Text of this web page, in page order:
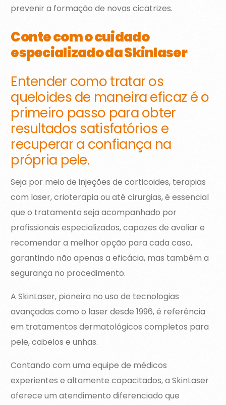
prevenir a formação de novas cicatrizes.
Conte com o cuidado
especializado da Skinlaser
Entender como tratar os
queloides de maneira eficaz é o
primeiro passo para obter
resultados satisfatórios e
recuperar a confiança na
própria pele.
Seja por meio de injeções de corticoides, terapias
com laser, crioterapia ou até cirurgias, é essencial
que o tratamento seja acompanhado por
profissionais especializados, capazes de avaliar e
recomendar a melhor opção para cada caso,
garantindo não apenas a eficácia, mas também a
segurança no procedimento.
A SkinLaser, pioneira no uso de tecnologias
avançadas como o laser desde 1996, é referência
em tratamentos dermatológicos completos para
pele, cabelos e unhas.
Contando com uma equipe de médicos
experientes e altamente capacitados, a SkinLaser
oferece um atendimento diferenciado que